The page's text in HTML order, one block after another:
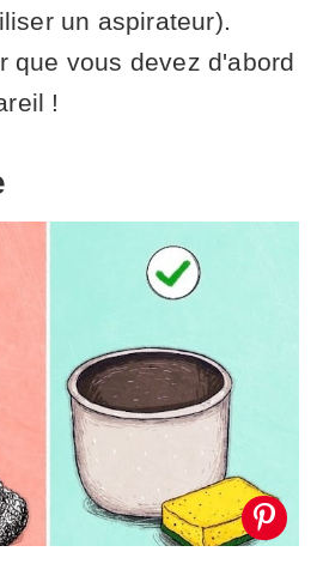
un aspirateur).
que vous devez d'abord
!